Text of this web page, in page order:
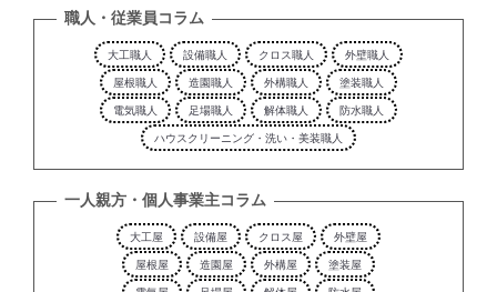
職人・従業員コラム
大工職人 設備職人 クロス職人
外壁職人
屋根職人
造園職人 外構職人
塗装職人
電気職人
足場職人 解体職人
防水職人
ハウスクリーニング・洗い・美装職人
一人親方・個人事業主コラム
大工屋 設備屋 クロス屋
外壁屋
屋根屋
造園屋 外構屋
塗装屋